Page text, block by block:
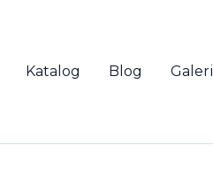
Katalog Blog Galeri